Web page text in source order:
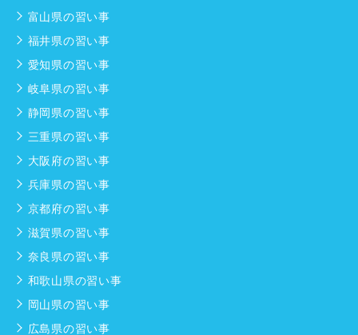
富山県の習い事
福井県の習い事
愛知県の習い事
岐阜県の習い事
静岡県の習い事
三重県の習い事
大阪府の習い事
兵庫県の習い事
京都府の習い事
滋賀県の習い事
奈良県の習い事
和歌山県の習い事
岡山県の習い事
広島県の習い事